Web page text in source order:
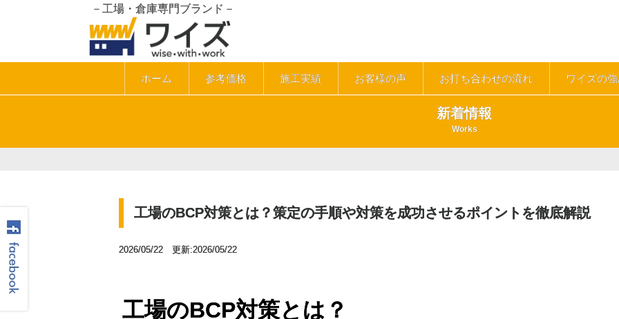
－工場・倉庫専門ブランド－
ホーム 参考価格 施工実績 お客様の声 お打ち合わせの流れ ワイズの
新着情報
Works
工場のBCP対策とは？策定の手順や対策を成功させるポイントを徹底解説
2026/05/22 更新:2026/05/22
工場のBCP対策とは？